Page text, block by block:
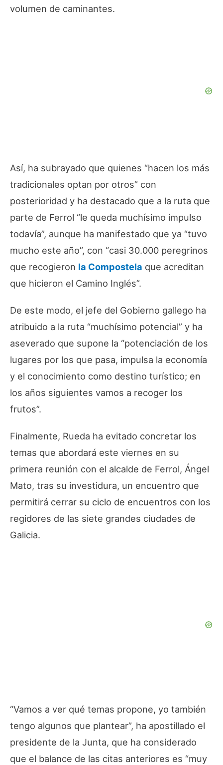
volumen de caminantes.
Así, ha subrayado que quienes “hacen los más
tradicionales optan por otros” con
posterioridad y ha destacado que a la ruta que
parte de Ferrol “le queda muchísimo impulso
todavía”, aunque ha manifestado que ya “tuvo
mucho este año”, con “casi 30.000 peregrinos
que recogieron la Compostela que acreditan
que hicieron el Camino Inglés”.
De este modo, el jefe del Gobierno gallego ha
atribuido a la ruta “muchísimo potencial” y ha
aseverado que supone la “potenciación de los
lugares por los que pasa, impulsa la economía
y el conocimiento como destino turístico; en
los años siguientes vamos a recoger los
frutos”.
Finalmente, Rueda ha evitado concretar los
temas que abordará este viernes en su
primera reunión con el alcalde de Ferrol, Ángel
Mato, tras su investidura, un encuentro que
permitirá cerrar su ciclo de encuentros con los
regidores de las siete grandes ciudades de
Galicia.
“Vamos a ver qué temas propone, yo también
tengo algunos que plantear”, ha apostillado el
presidente de la Junta, que ha considerado
que el balance de las citas anteriores es “muy